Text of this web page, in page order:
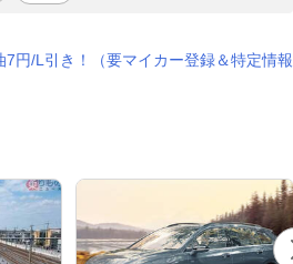
7円/L引き！（要マイカー登録＆特定情報